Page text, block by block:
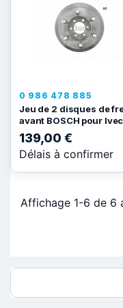
0 986 478 885
Jeu de 2 disques de
avant BOSCH pour
139,00 €
Délais à confirmer
Affichage 1-6 de 6